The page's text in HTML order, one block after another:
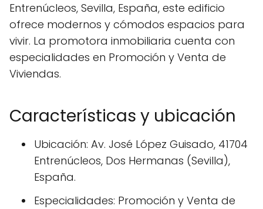
Entrenúcleos, Sevilla, España, este edificio
ofrece modernos y cómodos espacios para
vivir. La promotora inmobiliaria cuenta con
especialidades en Promoción y Venta de
Viviendas.
Características y ubicación
Ubicación: Av. José López Guisado, 41704
Entrenúcleos, Dos Hermanas (Sevilla),
España.
Especialidades: Promoción y Venta de